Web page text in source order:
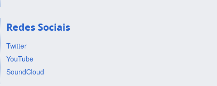
Redes Sociais
Twitter
YouTube
SoundCloud